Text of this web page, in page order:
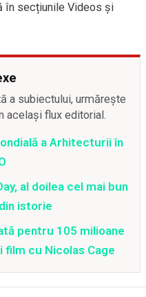
în secțiunile Videos și
a subiectului, urmărește
același flux editorial.
a Arhitecturii în
al doilea cel mai bun
istorie
pentru 105 milioane
cu Nicolas Cage